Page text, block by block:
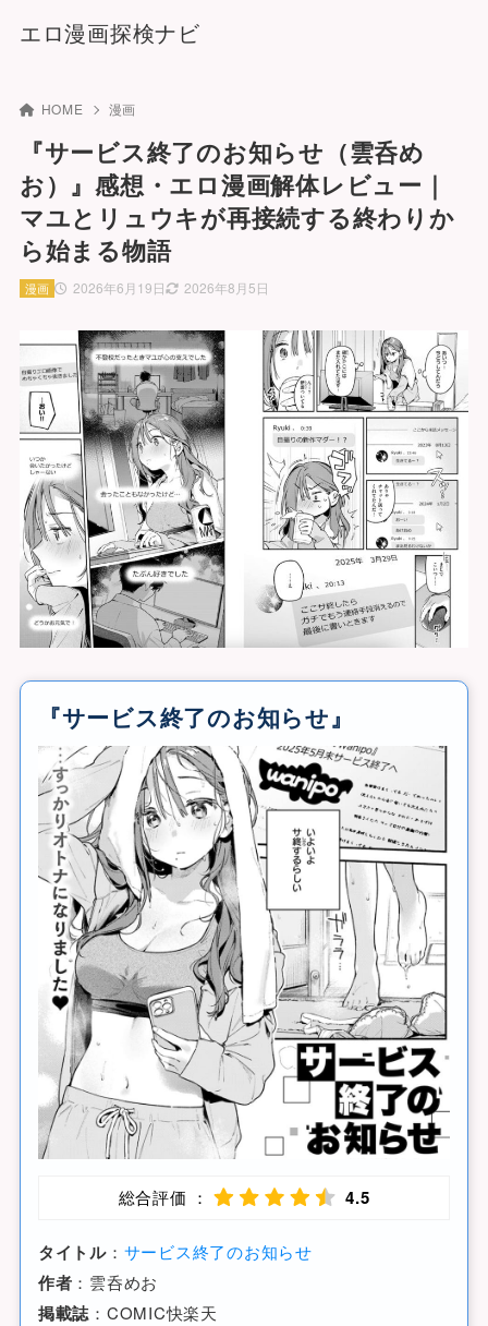
エロ漫画探検ナビ
HOME 漫画
『サービス終了のお知らせ（雲呑め
お）』感想・エロ漫画解体レビュー｜
マユとリュウキが再接続する終わりか
ら始まる物語
2026年6月19日 2026年8月5日
漫画
『サービス終了のお知らせ』
総合評価 ： 4.5
タイトル： サービス終了のお知らせ
作者 ：雲呑めお
掲載誌 ：COMIC快楽天